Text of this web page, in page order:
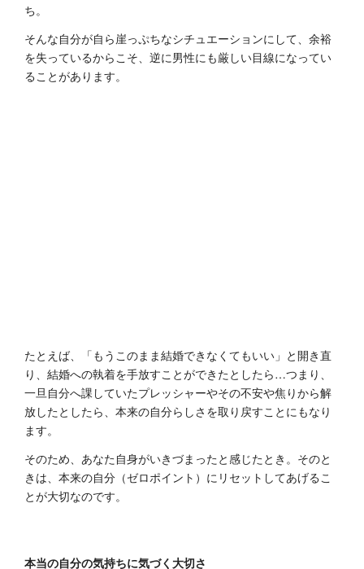
ち。
そんな自分が自ら崖っぷちなシチュエーションにして、余裕
を失っているからこそ、逆に男性にも厳しい目線になってい
ることがあります。
たとえば、「もうこのまま結婚できなくてもいい」と開き直
り、結婚への執着を手放すことができたとしたら…つまり、
一旦自分へ課していたプレッシャーやその不安や焦りから解
放したとしたら、本来の自分らしさを取り戻すことにもなり
ます。
そのため、あなた自身がいきづまったと感じたとき。そのと
きは、本来の自分（ゼロポイント）にリセットしてあげるこ
とが大切なのです。
本当の自分の気持ちに気づく大切さ